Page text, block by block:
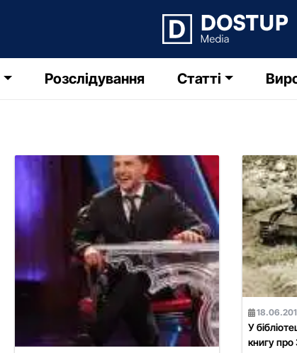
Розслідування Статті
У
книгу